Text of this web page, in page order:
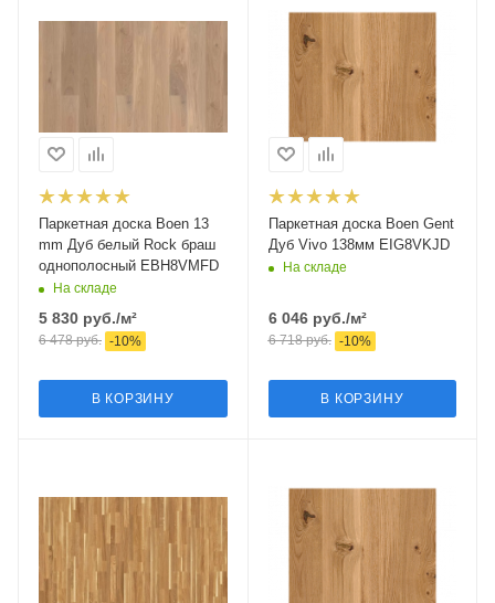
Паркетная доска Boen 13
mm Дуб белый Rock браш
однополосный EBH8VMFD
На складе
5 830 руб./м²
6 478руб. -10%
В КОРЗИНУ
Паркетная доска Boen Gent
Дуб Vivo 138мм EIG8VKJD
На складе
6 046руб./м²
6 718руб. -10%
В КОРЗИНУ